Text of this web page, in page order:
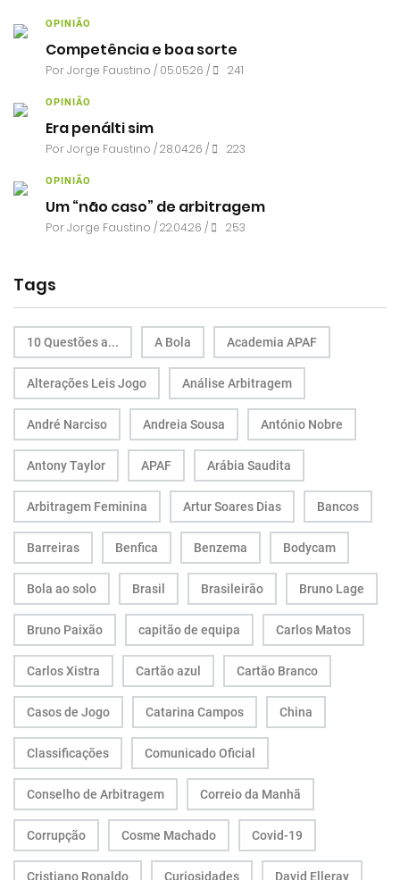
OPINIÃO
Competência e boa sorte
PorJorge Faustino / 05.05.26 / 241
OPINIÃO
Era penálti sim
PorJorge Faustino / 28.04.26 / 223
OPINIÃO
Um “não caso” de arbitragem
PorJorge Faustino / 22.04.26 / 253
Tags
10 Questões a... A Bola Academia APAF
Alterações Leis Jogo Análise Arbitragem
André Narciso Andreia Sousa António Nobre
Antony Taylor APAF Arábia Saudita
Arbitragem Feminina Artur Soares Dias Bancos
Barreiras Benfica Benzema Bodycam
Bola ao solo Brasil Brasileirão Bruno Lage
Bruno Paixão capitão de equipa Carlos Matos
Carlos Xistra Cartão azul Cartão Branco
Casos de Jogo Catarina Campos China
Classificações Comunicado Oficial
Conselho de Arbitragem Correio da Manhã
Corrupção Cosme Machado Covid-19
Cristiano Ronaldo Curiosidades David Elleray